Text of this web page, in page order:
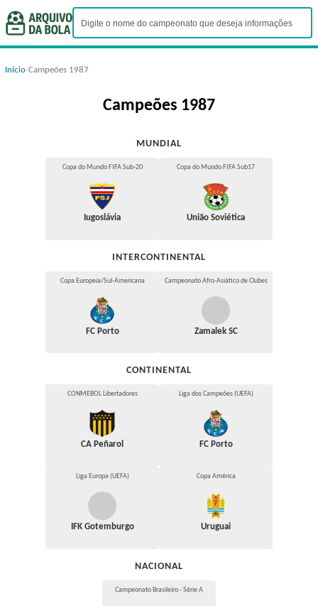
Início›Campeões 1987
Campeões 1987
MUNDIAL
Copa do Mundo FIFA Sub-20
Iugoslávia
Copa do Mundo FIFA Sub17
União Soviética
INTERCONTINENTAL
Copa Europeia/Sul-Americana
FC Porto
Campeonato Afro-Asiático de Clubes
Zamalek SC
CONTINENTAL
CONMEBOL Libertadores
CA Peñarol
Liga dos Campeões (UEFA)
FC Porto
Liga Europa (UEFA)
IFK Gotemburgo
Copa América
Uruguai
NACIONAL
Campeonato Brasileiro - Série A